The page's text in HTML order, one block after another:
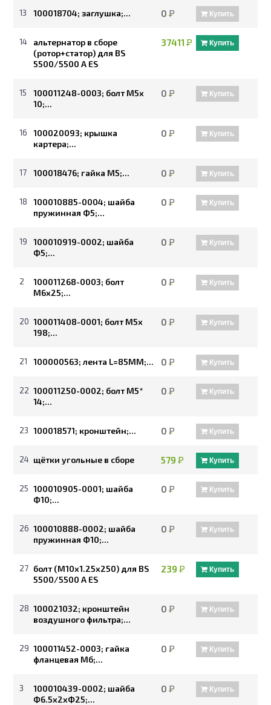
13 100018704; заглушка;... 0Р Купить
14
альтернатор в сборе
(ротор+статор) для BS
5500/5500 A ES
37411Р Купить
15
100011248-0003; болт М5х
10;...
0Р Купить
16
100020093; крышка
картера;...
0Р Купить
17 100018476; гайка М5;... 0Р Купить
18
100010885-0004; шайба
пружинная Ф5;...
0Р Купить
19
100010919-0002; шайба
Ф5;...
0Р Купить
2
100011268-0003; болт
М6х25;...
0Р Купить
20 100011408-0001; болт М5х
198;...
0Р Купить
21 100000563; лента L=85MM;... 0Р Купить
22 100011250-0002; болт М5*
14;...
0Р Купить
23 100018571; кронштейн;... 0Р Купить
24 щётки угольные в сборе 579Р Купить
25 100010905-0001; шайба
Ф10;...
0Р Купить
26 100010888-0002; шайба
пружинная Ф10;...
0Р Купить
27 болт (M10х1.25х250) для BS
5500/5500 A ES
239Р Купить
28 100021032; кронштейн
воздушного фильтра;...
0Р Купить
29 100011452-0003; гайка
фланцевая Мб;...
0Р Купить
3
100010439-0002; шайба
Ф6.5х2хФ25;...
0Р Купить